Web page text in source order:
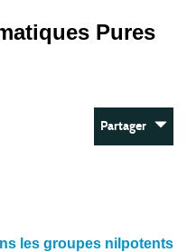
Pures
Partager
les groupes nilpotents